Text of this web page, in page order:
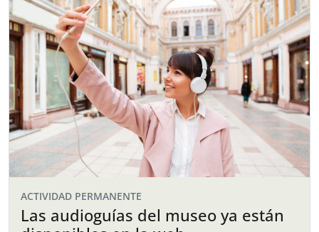
ACTIVIDAD PERMANENTE
Las audioguías del museo ya están